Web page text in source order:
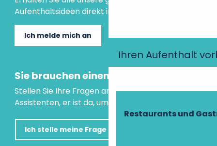
Ihren Aufenthalt
Restaurants und
Aufenthaltsideen direkt in Ihre Mailbox.
Ich melde mich an
Sie brauchen einen Rat?
Stellen Sie Ihre Fragen an unseren virtuellen
Assistenten, er ist da, um Ihnen zu helfen.
Ich stelle meine Frage